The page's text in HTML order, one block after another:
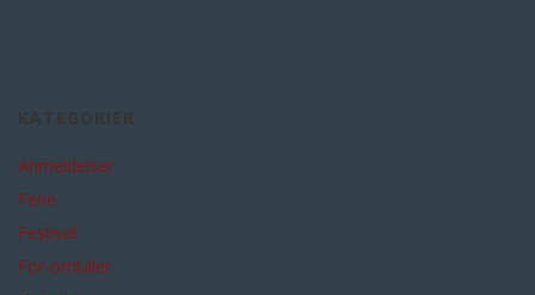
Anmeldelser
Ferie
Festival
For-omtaler